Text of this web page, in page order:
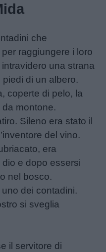
che
raggiungere i loro
una strana
di un albero.
coperte di pelo, la
montone.
Sileno era stato il
del vino.
era
e dopo essersi
nel bosco.
uno dei contadini.
si sveglia
il servitore di